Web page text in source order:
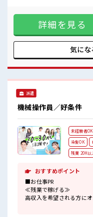
のんびりスマホチェック♪
ロッカーあり！
安心してお仕事に集中♪
残業多め！
稼ぎたい方は必見！
望される方にオ
型自由≫ 基本的
です！ (規定有
の服装の悩み
レンジするの
す！ イチから
です！ ■職場の雰囲気 髪型にこだわりのあるアナタは必見！
髪型自由な職場
詳細を見る
気にな
派遣
機械操作員／好条件
未経験者OK
染髪OK
残業 20H以
おすすめポイント
■お仕事PR
≪残業で稼げる≫
高収入を希望される方にオ
残業は月20時間以上あり